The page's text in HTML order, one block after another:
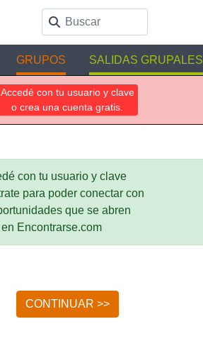
GRUPOS SALIDAS GRUPALES
Accedé con tu usuario y clave
o crea una cuenta gratis.
con tu usuario y clave
para poder conectar con
que se abren
en Encontrarse.com
CONTINUAR >>